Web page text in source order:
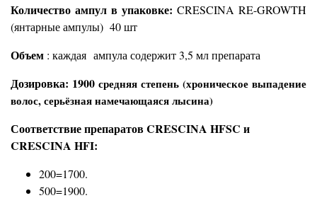
Количество ампул в упаковке: CRESCINA RE-GROWTH
(янтарные ампулы) 40 шт
Объем : каждая ампула содержит 3,5 мл препарата
Дозировка: 1900 средняя степень (хроническое выпадение
волос, серьёзная намечающаяся лысина)
Соответствие препаратов CRESCINA HFSC и
CRESCINA HFI:
200=1700.
500=1900.